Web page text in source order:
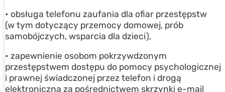
• obsługa telefonu zaufania dla ofiar przestępstw
(w tym dotyczący przemocy domowej, prób
samobójczych, wsparcia dla dzieci),
• zapewnienie osobom pokrzywdzonym
przestępstwem dostępu do pomocy psychologicznej
i prawnej świadczonej przez telefon i drogą
elektroniczną za pośrednictwem skrzynki e-mail